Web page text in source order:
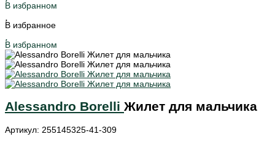
В избранном
В избранное
В избранном
Alessandro Borelli Жилет для мальчика
Артикул: 255145325-41-309